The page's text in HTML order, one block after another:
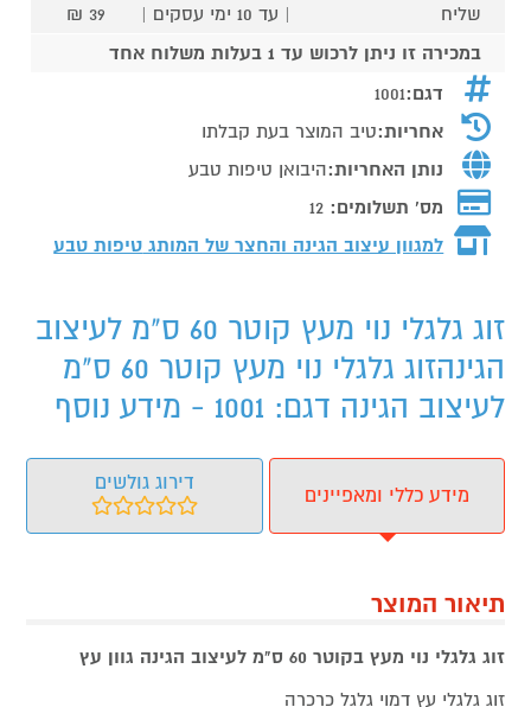
שליח
| עד 10 ימי עסקים |
39 ₪
במכירה זו ניתן לרכוש עד 1 בעלות משלוח אחד
דגם:1001
אחריות:טיב המוצר בעת קבלתו
נותן האחריות:היבואן טיפות טבע
מס' תשלומים: 12
למגוון עיצוב הגינה והחצר של המותג טיפות טבע
זוג גלגלי נוי מעץ קוטר 60 ס"מ לעיצוב
הגינהזוג גלגלי נוי מעץ קוטר 60 ס"מ
לעיצוב הגינה דגם: 1001 - מידע נוסף
מידע כללי ומאפיינים
דירוג גולשים
תיאור המוצר
זוג גלגלי נוי מעץ בקוטר 60 ס"מ לעיצוב הגינה גוון עץ
זוג גלגלי עץ דמוי גלגל כרכרה